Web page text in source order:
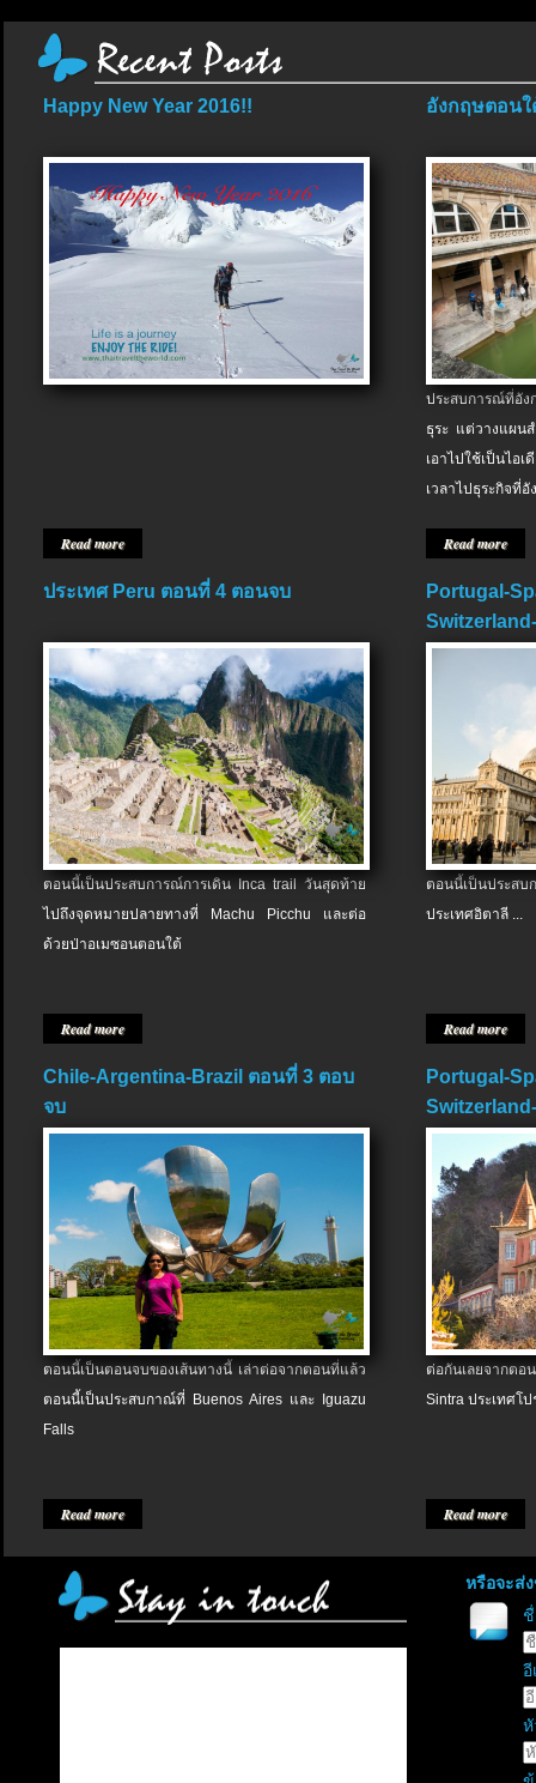
Happy New Year 2016!!
Read more
อังกฤษตอนใ
ประสบการณ์ที่อัง
ธุระ แต่วางแผน
เอาไปใช้เป็นไอ
เวลาไปธุระกิจที่อั
Read more
ประเทศ Peru ตอนที่ 4 ตอนจบ
ตอนนี้เป็นประสบการณ์การเดิน Inca trail วันสุดท้าย
ไปถึงจุดหมายปลายทางที่ Machu Picchu และต่อ
ด้วยป่าอเมซอนตอนใต้
Read more
Portugal-
ตอนนี้เป็นประส
ประเทศอิตาลี ...
Read more
Chile-Argentina-Brazil ตอนที่ 3 ตอบ
จบ
ตอนนี้เป็นตอนจบของเส้นทางนี้ เล่าต่อจากตอนที่แล้ว
ตอนนี้เป็นประสบกาณ์ที่ Buenos Aires และ Iguazu
Falls
Read more
Portugal-
ต่อกันเลยจากต
Sintra ประเทศโป
Read more
หรือจะส่
อี
หั